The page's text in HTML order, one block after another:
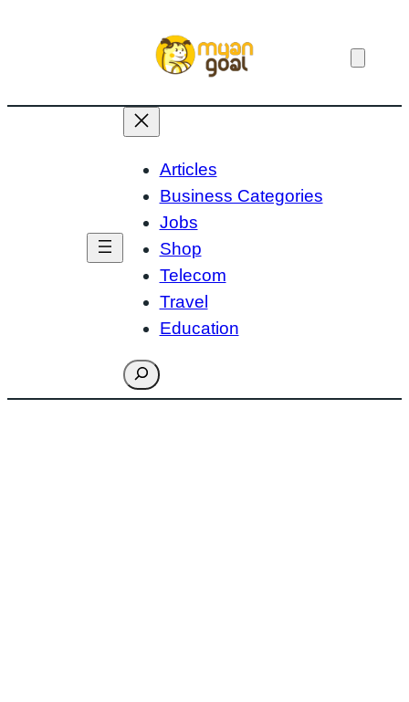
Articles
Business Categories
Jobs
Shop
Telecom
Travel
Education
Search